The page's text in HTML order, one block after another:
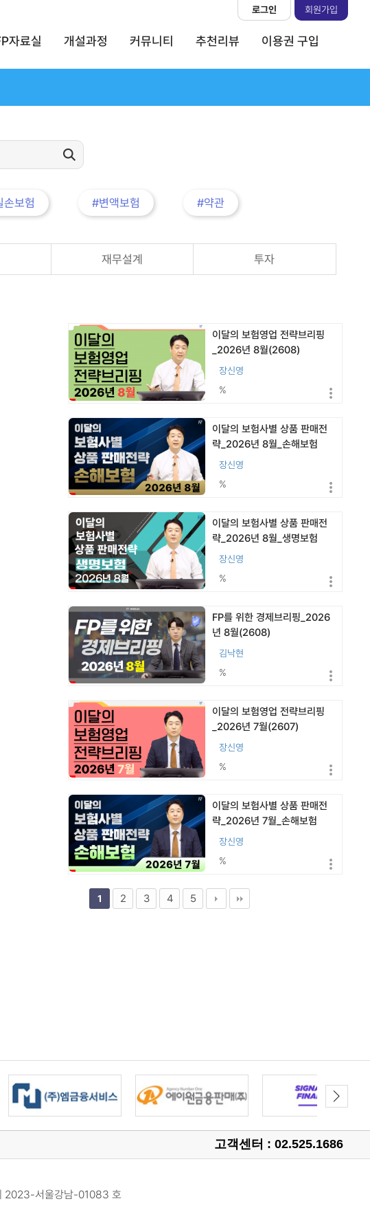
자료실 개설과정 커뮤니티 추천리뷰 이용권 구입
로그인 회원가입
손보험 #변액보험 #약관
재무설계 투자
이달의 보험영업 전략브리핑
_2026년 8월(2608)
장신영
%
이달의 보험사별 상품 판매전
략_2026년 8월_손해보험
(2608)
장신영
%
이달의 보험사별 상품 판매전
략_2026년 8월_생명보험
(2608)
장신영
%
FP를 위한 경제브리핑_2026
년 8월(2608)
김낙현
%
이달의 보험영업 전략브리핑
_2026년 7월(2607)
장신영
%
이달의 보험사별 상품 판매전
략_2026년 7월_손해보험
(2607)
장신영
%
1 2 3 4 5
고객센터 : 02.525.1686
2023-서울강남-01083 호